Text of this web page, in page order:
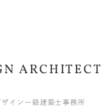
イン一級建築士事務所